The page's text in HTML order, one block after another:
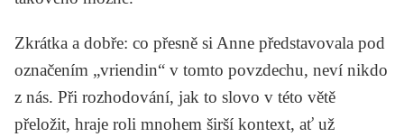
Zkrátka a dobře: co přesně si Anne představovala pod
označením „vriendin“ v tomto povzdechu, neví nikdo
z nás. Při rozhodování, jak to slovo v této větě
přeložit, hraje roli mnohem širší kontext, ať už